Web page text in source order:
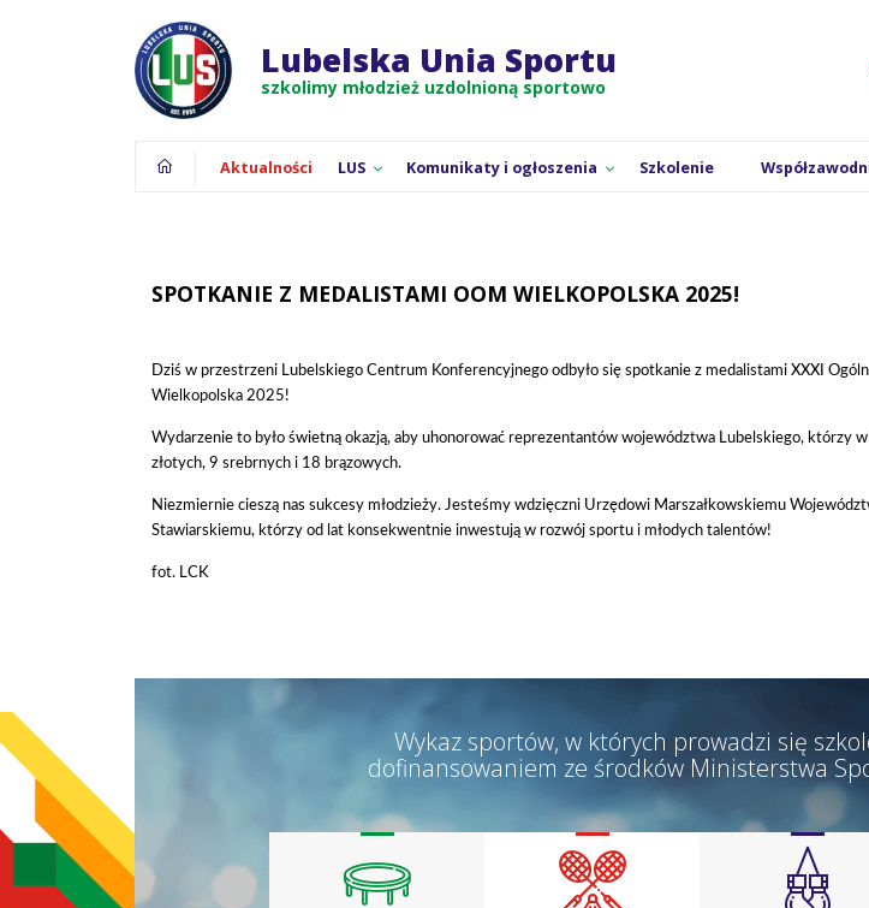
Lubelska Unia Sportu
szkolimy młodzież uzdolnioną sportowo
Aktualności LUS Komunikaty i ogłoszenia Szkolenie
SPOTKANIE Z MEDALISTAMI OOM WIELKOPOLSKA 2025!
Dziś w przestrzeni Lubelskiego Centrum Konferencyjnego odbyło się spotkanie z medalistami XXXI
Wielkopolska 2025!
Wydarzenie to było świetną okazją, aby uhonorować reprezentantów województwa Lubelskiego, którzy
złotych, 9 srebrnych i 18 brązowych.
Niezmiernie cieszą nas sukcesy młodzieży. Jesteśmy wdzięczni Urzędowi Marszałkowskiemu
Stawiarskiemu, którzy od lat konsekwentnie inwestują w rozwój sportu i młodych talentów!
fot. LCK
Wykaz sportów, w których prowadzi się
dofinansowaniem ze środków Ministerstwa
Żeglarstwo